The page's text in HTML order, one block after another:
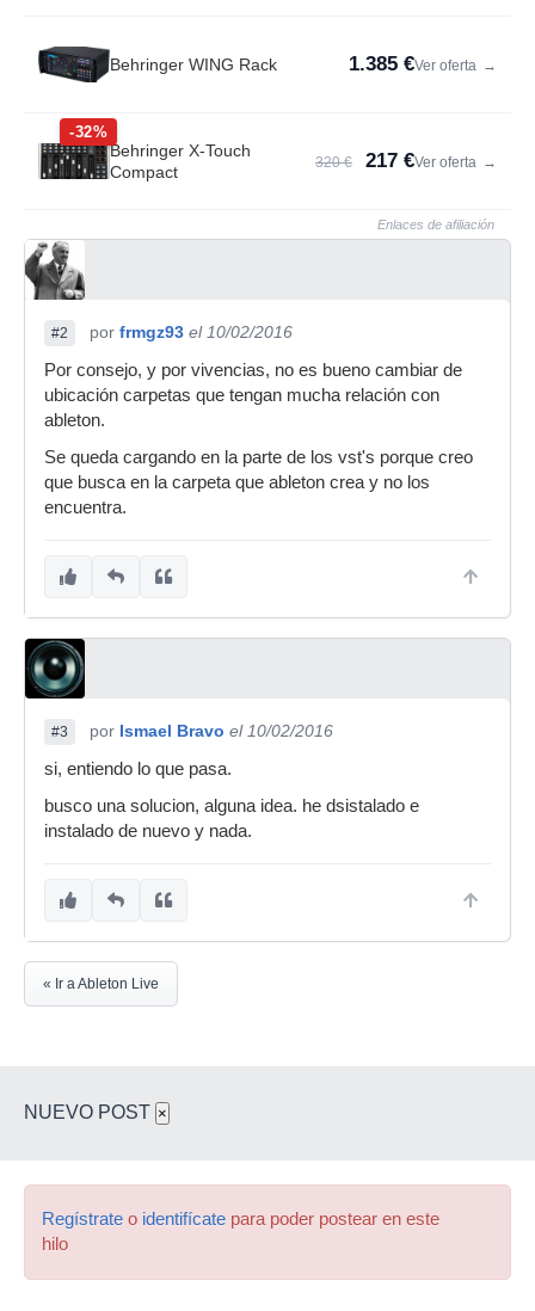
Behringer WING Rack 1.385 €Ver oferta →
-32%
Behringer X-Touch
Compact
320 € 217 €Ver oferta →
Enlaces de afiliación
#2 por frmgz93 el 10/02/2016
Por consejo, y por vivencias, no es bueno cambiar de
ubicación carpetas que tengan mucha relación con
ableton.
Se queda cargando en la parte de los vst's porque creo
que busca en la carpeta que ableton crea y no los
encuentra.
#3 por Ismael Bravo el 10/02/2016
si, entiendo lo que pasa.
busco una solucion, alguna idea. he dsistalado e
instalado de nuevo y nada.
« Ir a Ableton Live
NUEVO POST ×
Regístrate o identifícate para poder postear en este
hilo